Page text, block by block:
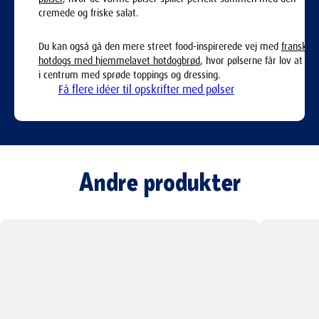
cremede og friske salat.
Du kan også gå den mere street food-inspirerede vej med franske
hotdogs med hjemmelavet hotdogbrød, hvor pølserne får lov at
i centrum med sprøde toppings og dressing.
Få flere idéer til opskrifter med pølser
Andre produkter